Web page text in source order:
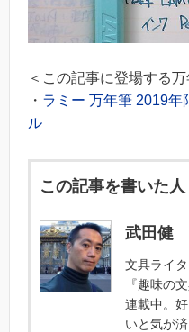
＜この記事に登場する万
・ ラミー 万年筆 2019年
ル
この記事を書いた人
武田健
文具ライ
『趣味の
連載中。
いと気が